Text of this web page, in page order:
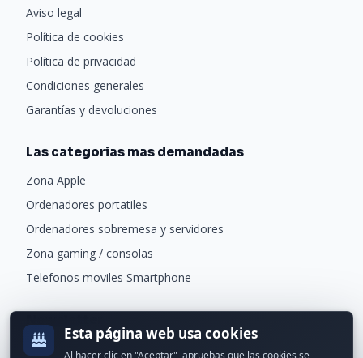
Aviso legal
Política de cookies
Política de privacidad
Condiciones generales
Garantías y devoluciones
Las categorias mas demandadas
Zona Apple
Ordenadores portatiles
Ordenadores sobremesa y servidores
Zona gaming / consolas
Telefonos moviles Smartphone
Recibe ofertas exclusivas y novedades.
Esta página web usa cookies
Al hacer clic en "Aceptar", apruebas que las cookies se